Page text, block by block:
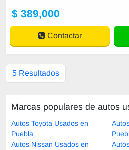
$ 389,000
Contactar
5 Resultados
Marcas populares de autos
Autos Toyota Usados en
Puebla
Autos Nissan Usados en